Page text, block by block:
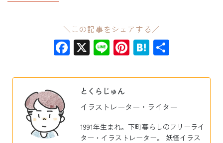
＼この記事をシェアする／
Facebook
X LinePinterest
Hatena
とくらじゅん
イラストレーター・ライター
1991年生まれ。下町暮らしのフリーライ
ター・イラストレーター。 妖怪イラス